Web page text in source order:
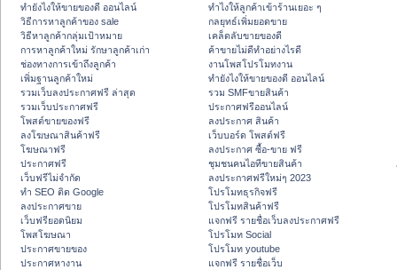
ทํายังไงให้ขายของดี ออนไลน์
วิธีการหาลูกค้าของ sale
วิธีหาลูกค้ากลุ่มเป้าหมาย
การหาลูกค้าใหม่ รักษาลูกค้าเก่า
ช่องทางการเข้าถึงลูกค้า
เพิ่มฐานลูกค้าใหม่
รวมเว็บลงประกาศฟรี ล่าสุด
รวมเว็บประกาศฟรี
โพสต์ขายของฟรี
ลงโฆษณาสินค้าฟรี
โฆษณาฟรี
ประกาศฟรี
เว็บฟรีไม่จำกัด
ทำ SEO ติด Google
ลงประกาศขาย
เว็บฟรียอดนิยม
โพสโฆษณา
ประกาศขายของ
ประกาศหางาน
ทําไงให้ลูกค้าเข้าร้านเยอะ ๆ
กลยุทธ์เพิ่มยอดขาย
เคล็ดลับขายของดี
ค้าขายไม่ดีทำอย่างไรดี
งานโพสโปรโมทงาน
ทํายังไงให้ขายของดี ออนไลน์
รวม SMFขายสินค้า
ประกาศฟรีออนไลน์
ลงประกาศ สินค้า
เว็บบอร์ด โพสต์ฟรี
ลงประกาศ ซื้อ-ขาย ฟรี
ชุมชนคนไอทีขายสินค้า
ลงประกาศฟรีใหม่ๆ 2023
โปรโมทธุรกิจฟรี
โปรโมทสินค้าฟรี
แจกฟรี รายชื่อเว็บลงประกาศฟรี
โปรโมท Social
โปรโมท youtube
แจกฟรี รายชื่อเว็บ